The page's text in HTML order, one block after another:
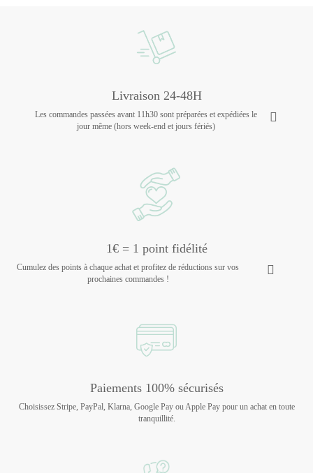
Livraison 24-48H
Les commandes passées avant 11h30 sont préparées et expédiées le
jour même (hors week-end et jours fériés)
1€ = 1 point fidélité
Cumulez des points à chaque achat et profitez de réductions sur vos
prochaines commandes !
Paiements 100% sécurisés
Choisissez Stripe, PayPal, Klarna, Google Pay ou Apple Pay pour un achat en toute
tranquillité.